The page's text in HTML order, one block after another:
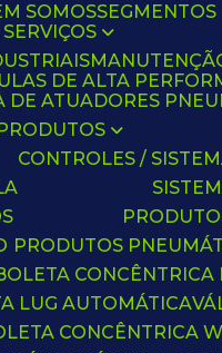
SOMOS
SEGMENTOS
SERVIÇOS
DE ALTA
DE ATUADORES
PRODUTOS
CONTROLES /
PRODUTOS
CONCÊNTRICA
LUG AUTOMÁTICA
CONCÊNTRICA